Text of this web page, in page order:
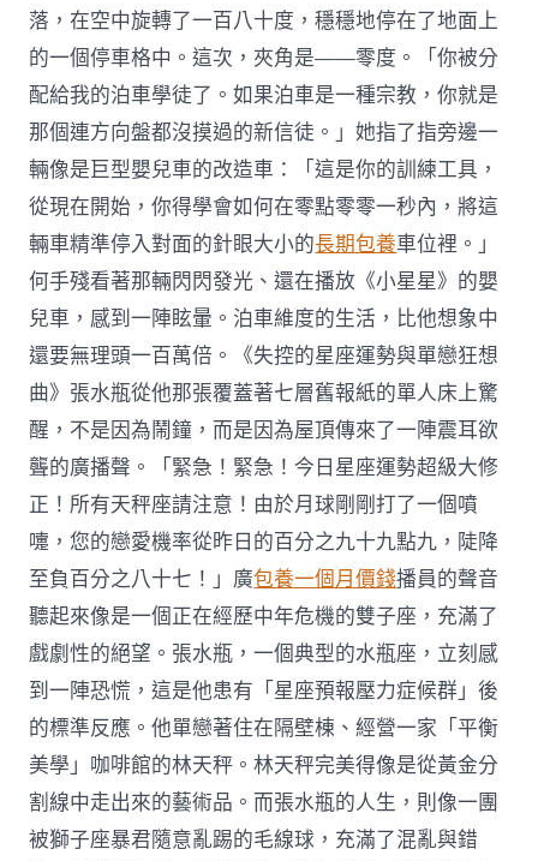
落，在空中旋轉了一百八十度，穩穩地停在了地面上
的一個停車格中。這次，夾角是——零度。「你被分
配給我的泊車學徒了。如果泊車是一種宗教，你就是
那個連方向盤都沒摸過的新信徒。」她指了指旁邊一
輛像是巨型嬰兒車的改造車：「這是你的訓練工具，
從現在開始，你得學會如何在零點零零一秒內，將這
輛車精準停入對面的針眼大小的長期包養車位裡。」
何手殘看著那輛閃閃發光、還在播放《小星星》的嬰
兒車，感到一陣眩暈。泊車維度的生活，比他想象中
還要無理頭一百萬倍。《失控的星座運勢與單戀狂想
曲》張水瓶從他那張覆蓋著七層舊報紙的單人床上驚
醒，不是因為鬧鐘，而是因為屋頂傳來了一陣震耳欲
聾的廣播聲。「緊急！緊急！今日星座運勢超級大修
正！所有天秤座請注意！由於月球剛剛打了一個噴
嚏，您的戀愛機率從昨日的百分之九十九點九，陡降
至負百分之八十七！」廣包養一個月價錢播員的聲音
聽起來像是一個正在經歷中年危機的雙子座，充滿了
戲劇性的絕望。張水瓶，一個典型的水瓶座，立刻感
到一陣恐慌，這是他患有「星座預報壓力症候群」後
的標準反應。他單戀著住在隔壁棟、經營一家「平衡
美學」咖啡館的林天秤。林天秤完美得像是從黃金分
割線中走出來的藝術品。而張水瓶的人生，則像一團
被獅子座暴君隨意亂踢的毛線球，充滿了混亂與錯